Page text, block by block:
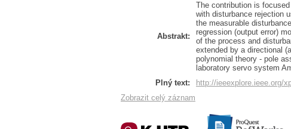
Abstrakt:
The contribution is
with disturbance rejection
the measurable
regression (output error)
of the process and
extended by a directional
polynomial theory - pole
laboratory servo system
Plný text:
http://ieeexplore.ieee.org/
Zobrazit celý záznam